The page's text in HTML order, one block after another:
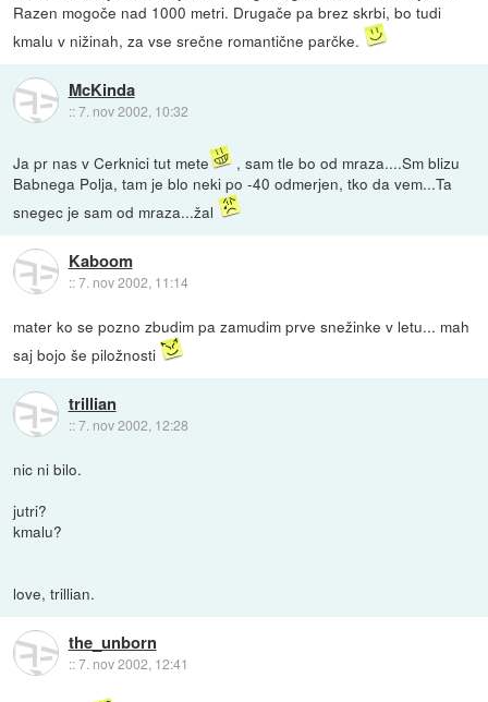
Razen mogoče nad 1000 metri. Drugače pa brez skrbi, bo tudi
kmalu v nižinah, za vse srečne romantične parčke.
McKinda
::7. nov 2002, 10:32
Ja pr nas v Cerknici tut mete
, sam tle bo od mraza....Sm blizu
Babnega Polja, tam je blo neki po -40 odmerjen, tko da vem...Ta
snegec je sam od mraza...žal
Kaboom
::7. nov 2002, 11:14
mater ko se pozno zbudim pa zamudim prve snežinke v letu... mah
saj bojo še piložnosti
trillian
::7. nov 2002, 12:28
nic ni bilo.
jutri?
kmalu?
love, trillian.
the_unborn
::7. nov 2002, 12:41